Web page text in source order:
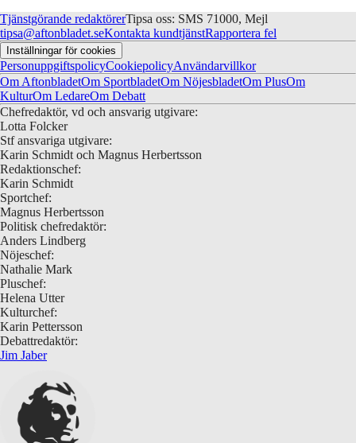
Tjänstgörande redaktörerTipsa oss: SMS 71000, Mejl
tipsa@aftonbladet.seKontakta kundtjänstRapportera fel
Inställningar för cookies
PersonuppgiftspolicyCookiepolicyAnvändarvillkor
Om AftonbladetOm SportbladetOm NöjesbladetOm PlusOm
KulturOm LedareOm Debatt
Chefredaktör, vd och ansvarig utgivare:
Lotta Folcker
Stf ansvariga utgivare:
Karin Schmidt och Magnus Herbertsson
Redaktionschef:
Karin Schmidt
Sportchef:
Magnus Herbertsson
Politisk chefredaktör:
Anders Lindberg
Nöjeschef:
Nathalie Mark
Pluschef:
Helena Utter
Kulturchef:
Karin Pettersson
Debattredaktör:
Jim Jaber